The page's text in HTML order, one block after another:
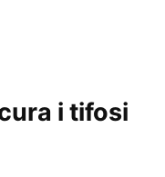
i tifosi